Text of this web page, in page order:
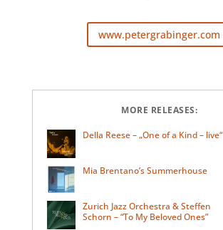
www.petergrabinger.com
MORE RELEASES:
Della Reese – „One of a Kind – live“
Mia Brentano’s Summerhouse
Zurich Jazz Orchestra & Steffen
Schorn – “To My Beloved Ones”